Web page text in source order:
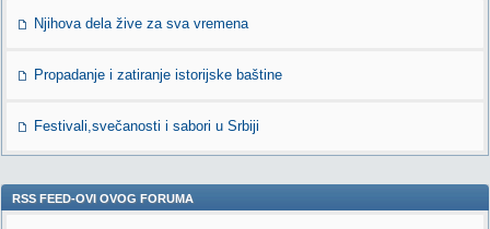
Njihova dela žive za sva vremena
Propadanje i zatiranje istorijske baštine
Festivali,svečanosti i sabori u Srbiji
RSS FEED-OVI OVOG FORUMA